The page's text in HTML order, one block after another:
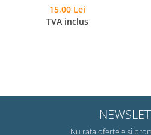
15,00 Lei
TVA inclus
Nu rata ofertele si